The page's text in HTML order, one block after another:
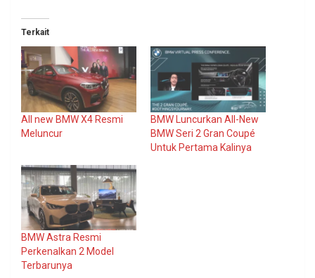
Terkait
All new BMW X4 Resmi
Meluncur
BMW Luncurkan All-New
BMW Seri 2 Gran Coupé
Untuk Pertama Kalinya
BMW Astra Resmi
Perkenalkan 2 Model
Terbarunya